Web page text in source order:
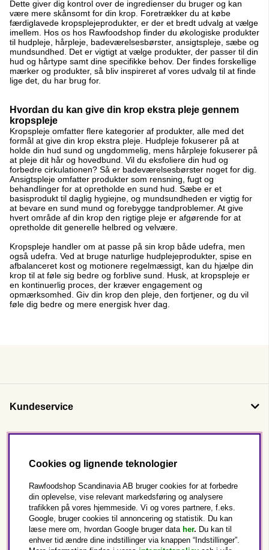
Dette giver dig kontrol over de ingredienser du bruger og kan
være mere skånsomt for din krop. Foretrækker du at købe
færdiglavede kropsplejeprodukter, er der et bredt udvalg at vælge
imellem. Hos os hos Rawfoodshop finder du økologiske produkter
til hudpleje, hårpleje, badeværelsesbørster, ansigtspleje, sæbe og
mundsundhed. Det er vigtigt at vælge produkter, der passer til din
hud og hårtype samt dine specifikke behov. Der findes forskellige
mærker og produkter, så bliv inspireret af vores udvalg til at finde
lige det, du har brug for.
Hvordan du kan give din krop ekstra pleje gennem
kropspleje
Kropspleje omfatter flere kategorier af produkter, alle med det
formål at give din krop ekstra pleje. Hudpleje fokuserer på at
holde din hud sund og ungdommelig, mens hårpleje fokuserer på
at pleje dit hår og hovedbund. Vil du eksfoliere din hud og
forbedre cirkulationen? Så er badeværelsesbørster noget for dig.
Ansigtspleje omfatter produkter som rensning, fugt og
behandlinger for at opretholde en sund hud. Sæbe er et
basisprodukt til daglig hygiejne, og mundsundheden er vigtig for
at bevare en sund mund og forebygge tandproblemer. At give
hvert område af din krop den rigtige pleje er afgørende for at
opretholde dit generelle helbred og velvære.
Kropspleje handler om at passe på sin krop både udefra, men
også udefra. Ved at bruge naturlige hudplejeprodukter, spise en
afbalanceret kost og motionere regelmæssigt, kan du hjælpe din
krop til at føle sig bedre og forblive sund. Husk, at kropspleje er
en kontinuerlig proces, der kræver engagement og
opmærksomhed. Giv din krop den pleje, den fortjener, og du vil
føle dig bedre og mere energisk hver dag.
Kundeservice
Dette er Rawfoodshop
Danmark
Cookies og lignende teknologier
Rawfoodshop Scandinavia AB bruger cookies for at forbedre
din oplevelse, vise relevant markedsføring og analysere
trafikken på vores hjemmeside. Vi og vores partnere, f.eks.
Google, bruger cookies til annoncering og statistik. Du kan
læse mere om, hvordan Google bruger data her. Du kan til
enhver tid ændre dine indstillinger via knappen “Indstillinger”.